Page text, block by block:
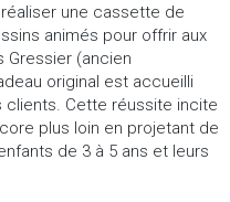
une cassette de
animés pour offrir aux
Gressier (ancien
original est accueilli
clients. Cette réussite incite
plus loin en projetant de
de 3 à 5 ans et leurs